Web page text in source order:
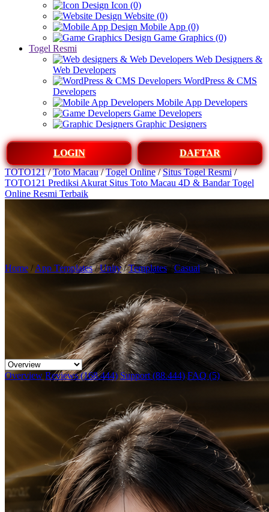
Icon (0)
Website (0)
Mobile App (0)
Game Graphics (0)
Togel Resmi
Web Designers &
Web Developers
WordPress & CMS
Developers
Mobile App Developers
Game Developers
Graphic Designers
LOGIN
DAFTAR
TOTO121/Toto Macau/Togel Online/Situs Togel Resmi/
TOTO121 Prediksi Akurat Situs Toto Macau 4D & Bandar Togel
Online Resmi Terbaik
Home /App Templates/Unity/Templates/Casual
Overview Reviews (168.444) Support (88.444) FAQ (5)